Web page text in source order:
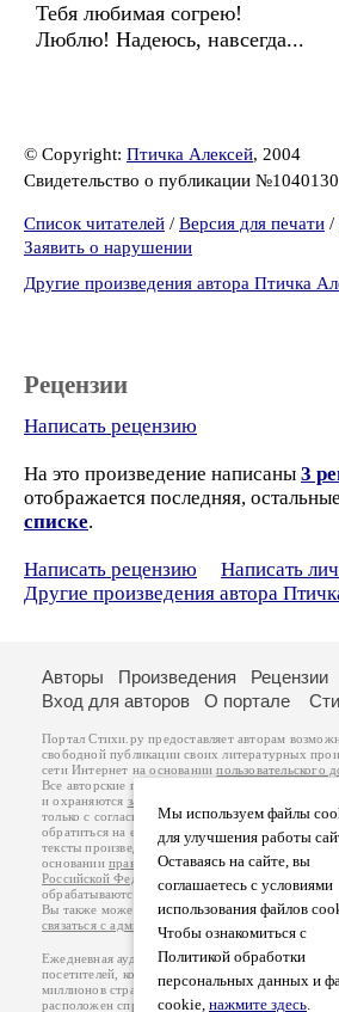
Тебя любимая согрею!
Люблю! Надеюсь, навсегда...
© Copyright: Птичка Алексей, 2004
Свидетельство о публикации
Список читателей / Версия для печати /
Заявить о нарушении
Другие произведения автора Птичка
Рецензии
Написать рецензию
На это произведение написаны 3
отображается последняя,
списке.
Написать рецензию
Написать
Другие произведения автора
Мы используем файлы
для улучшения работы
Оставаясь на сайте, вы
соглашаетесь с условиями
использования файлов
Чтобы ознакомиться с
Политикой обработки
персональных данных и
cookie, нажмите здесь.
Авторы Произведения Рецензии
Вход для авторов
О портале
Портал Стихи.ру предоставляет авторам
свободной публикации своих литературных
сети Интернет на основаниипользовательского
Все авторские права на произведения
и охраняются законом
. Перепечатка
только с согласия его автора, к которому вы
обратиться на его авторской странице.
тексты произведений авторы несут
основанииправил публикацииизаконодательства
Российской Федерации
обрабатываются на основанииПолитики
Вы также можете посмотреть более подробную
связаться с администрацией
Ежедневная аудитория портала Стихи.ру –
посетителей, которые в общей сумме
миллионов страниц по данным счетчика
расположен справа от этого текста. В каждой